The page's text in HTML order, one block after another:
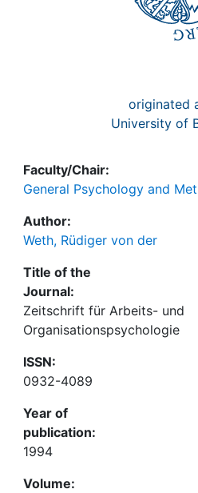
originated
University of
Faculty/Chair:
General Psychology and
Author:
Weth, Rüdiger von der
Title of the
Journal:
Zeitschrift für Arbeits- und
Organisationspsychologie
ISSN:
0932-4089
Year of
publication:
1994
Volume: